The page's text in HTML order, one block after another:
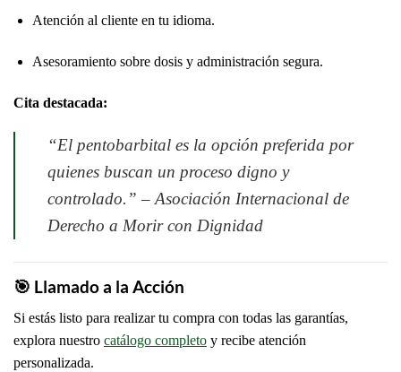
Atención al cliente en tu idioma.
Asesoramiento sobre dosis y administración segura.
Cita destacada:
“El pentobarbital es la opción preferida por
quienes buscan un proceso digno y
controlado.” – Asociación Internacional de
Derecho a Morir con Dignidad
🎯 Llamado a la Acción
Si estás listo para realizar tu compra con todas las garantías,
explora nuestro catálogo completo y recibe atención
personalizada.